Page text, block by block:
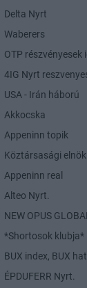
Delta Nyrt
Waberers
OTP részvényesek
4IG Nyrt
USA - Irán háború
Akkocska
Appeninn topik
Köztársasági
Appeninn real
Alteo Nyrt.
NEW OPUS GLOBAL
*Shortosok klubja*
BUX index, BUX
ÉPDUFERR Nyrt.